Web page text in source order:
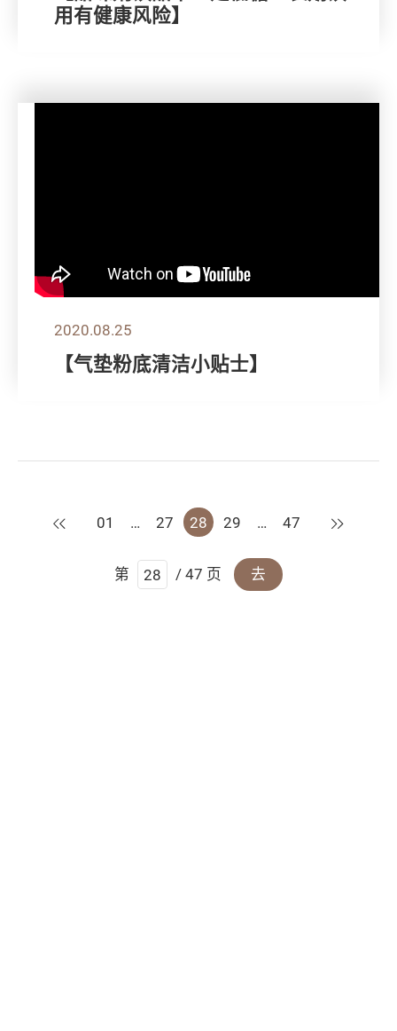
用有健康风险】
2020.08.25
【气垫粉底清洁小贴士】
上一页
01 … 27 28 29 … 47 下一页
第 / 47 页 去